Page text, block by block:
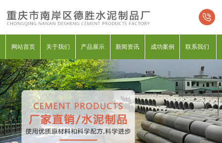
网站首页 关于我们 产品展示 新闻资讯 成功案例 联系我们